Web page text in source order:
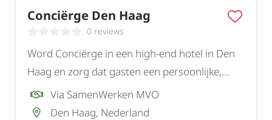
Conciërge Den Haag
0 reviews
Word Conciërge in een high-end hotel in Den
Haag en zorg dat gasten een persoonlijke,
professionele en luxe ervaring hebben tijdens
hun verblijf.
Via SamenWerken MVO
Den Haag, Nederland